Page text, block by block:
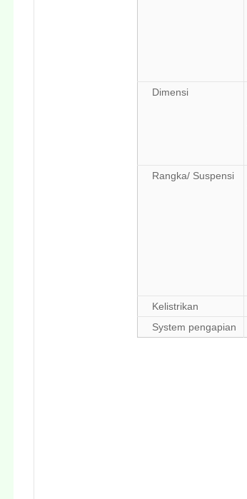
Dimensi
Rangka/ Suspensi
Kelistrikan
System pengapian